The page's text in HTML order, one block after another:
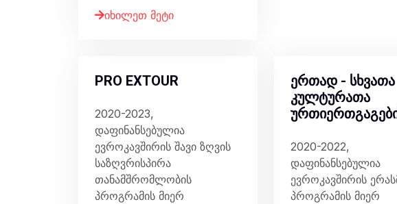
იხილეთ მეტი
PRO EXTOUR
2020-2023,
დაფინანსებულია
ევროკავშირის შავი ზღვის
საზღვრისპირა
თანამშრომლობის
პროგრამის მიერ
ერთად - სხვათა
კულტურათა
2020-2022,
დაფინანსებულია
ევროკავშირის
პროგრამის მიერ